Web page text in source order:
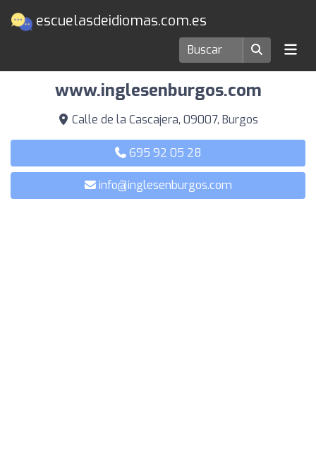
escuelasdeidiomas.com.es
Escuelas de idiomas en Burgos
www.inglesenburgos.com
Calle de la Cascajera, 09007, Burgos
695 92 05 28
info@inglesenburgos.com